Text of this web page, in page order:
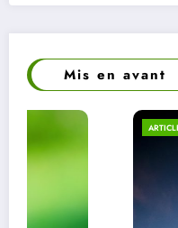
Mis en avant
ARTICLES MIS À JOUR